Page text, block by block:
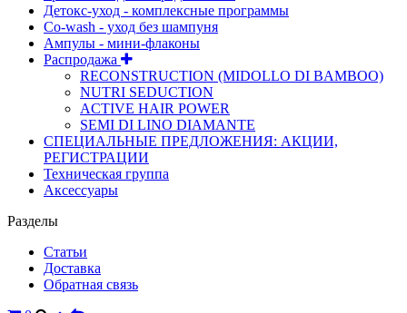
Детокс-уход - комплексные программы
Co-wash - уход без шампуня
Ампулы - мини-флаконы
Распродажа
RECONSTRUCTION (MIDOLLO DI BAMBOO)
NUTRI SEDUCTION
ACTIVE HAIR POWER
SEMI DI LINO DIAMANTE
СПЕЦИАЛЬНЫЕ ПРЕДЛОЖЕНИЯ: АКЦИИ,
РЕГИСТРАЦИИ
Техническая группа
Аксессуары
Разделы
Статьи
Доставка
Обратная связь